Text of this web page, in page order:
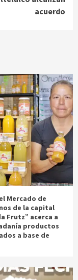
acuerdo
Mercado de
de la capital
Frutz” acerca a
productos
a base de